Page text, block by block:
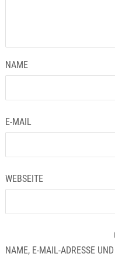
NAME
E-MAIL
WEBSEITE
NAME, E-MAIL-ADRESSE